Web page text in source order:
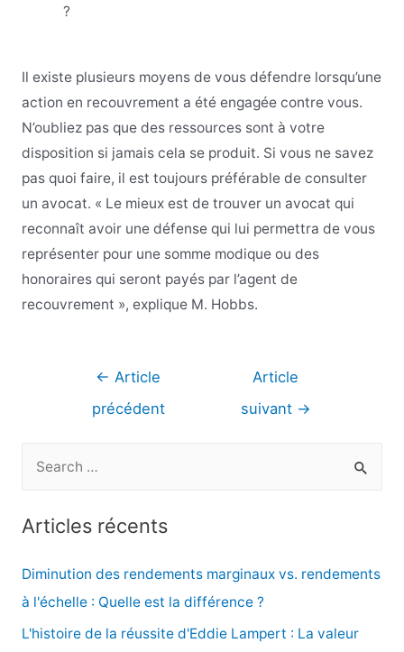
?
Il existe plusieurs moyens de vous défendre lorsqu’une
action en recouvrement a été engagée contre vous.
N’oubliez pas que des ressources sont à votre
disposition si jamais cela se produit. Si vous ne savez
pas quoi faire, il est toujours préférable de consulter
un avocat. « Le mieux est de trouver un avocat qui
reconnaît avoir une défense qui lui permettra de vous
représenter pour une somme modique ou des
honoraires qui seront payés par l’agent de
recouvrement », explique M. Hobbs.
Navigation
l’article
← Article
précédent
Article
suivant →
e
r
c
Articles récents
Diminution des rendements marginaux vs. rendements
à l'échelle : Quelle est la différence ?
L'histoire de la réussite d'Eddie Lampert : La valeur